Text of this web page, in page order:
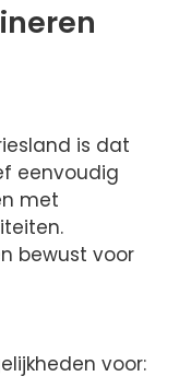
is dat
eenvoudig
met
bewust voor
voor: